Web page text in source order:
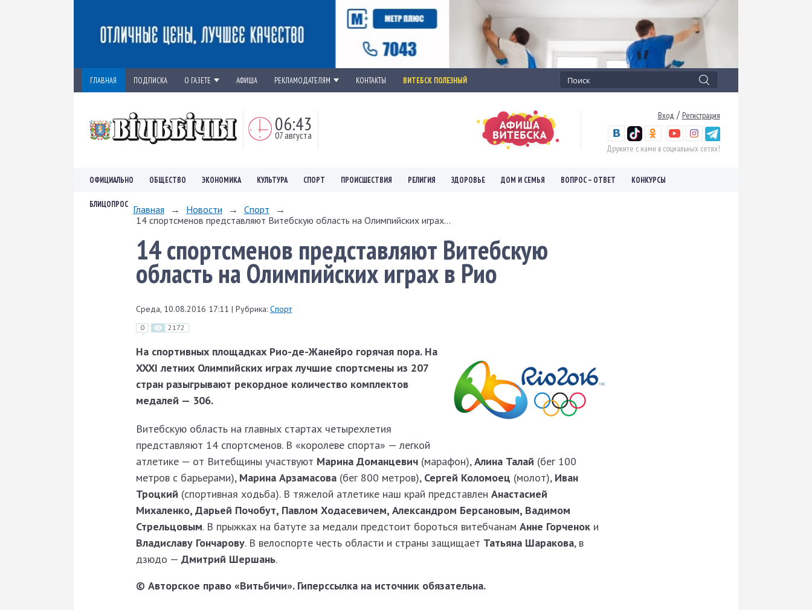
ГЛАВНАЯ ПОДПИСКА О ГАЗЕТЕ АФИША РЕКЛАМОДАТЕЛЯМ КОНТАКТЫ ВИТЕБСК ПОЛЕЗНЫЙ
06:43
07 августа
Вход / Регистрация
Дружите с нами в социальных сетях!
ОФИЦИАЛЬНО ОБЩЕСТВО ЭКОНОМИКА КУЛЬТУРА СПОРТ ПРОИСШЕСТВИЯ РЕЛИГИЯ ЗДОРОВЬЕ ДОМ И СЕМЬЯ ВОПРОС – ОТВЕТ КОНКУРСЫ
БЛИЦОПРОС Главная → Новости → Спорт
→
14 спортсменов представляют Витебскую область на Олимпийских играх...
14 спортсменов представляют Витебскую
область на Олимпийских играх в Рио
Среда, 10.08.2016 17:11 | Рубрика: Спорт
0 2172
На спортивных площадках Рио-де-Жанейро горячая пора. На
XXXI летних Олимпийских играх лучшие спортсмены из 207
стран разыгрывают рекордное количество комплектов
медалей — 306.
Витебскую область на главных стартах четырехлетия
представляют 14 спортсменов. В «королеве спорта» — легкой
атлетике — от Витебщины участвуют Марина Доманцевич (марафон),Алина Талай (бег 100
метров с барьерами), Марина Арзамасова (бег 800 метров), Сергей Коломоец (молот), Иван
Троцкий (спортивная ходьба). В тяжелой атлетике наш край представлен Анастасией
Михаленко, Дарьей Почобут, Павлом Ходасевичем, Александром Берсановым, Вадимом
Стрельцовым. В прыжках на батуте за медали предстоит бороться витебчанам Анне Горченок и
Владиславу Гончарову. В велоспорте честь области и страны защищает Татьяна Шаракова, в
дзюдо — Дмитрий Шершань.
© Авторское право «Витьбичи». Гиперссылка на источник обязательна.